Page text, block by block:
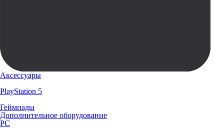
Аксессуары
PlayStation 5
Геймпады
Дополнительное оборудование
PC